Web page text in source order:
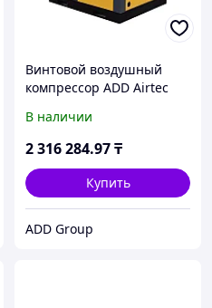
Винтовой воздушный
компрессор ADD Airtec
В наличии
2 316 284.97₸
Купить
ADD Group